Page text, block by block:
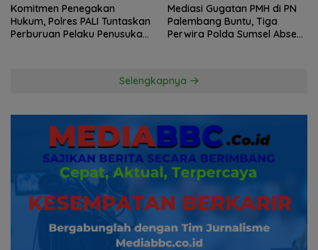
Komitmen Penegakan
Hukum, Polres PALI Tuntaskan
Perburuan Pelaku Penusukan
Mediasi Gugatan PMH di PN
Palembang Buntu, Tiga
Perwira Polda Sumsel Absen,
Selengkapnya